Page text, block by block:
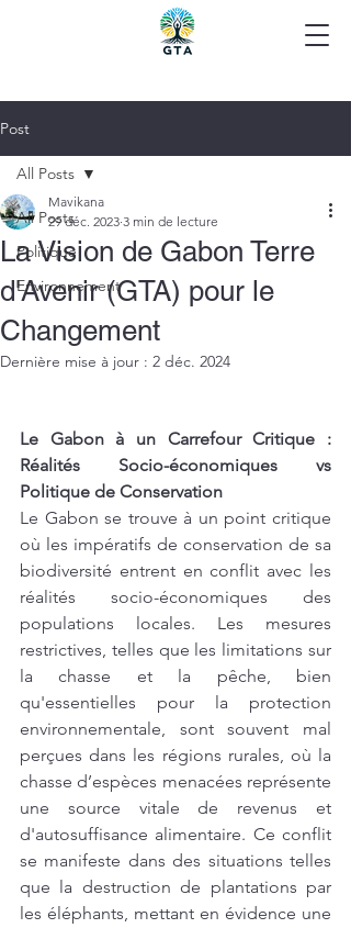
Post
All Posts
Politique
Environnement
All Posts
La Vision de Gabon Terre
d'Avenir (GTA) pour le
Changement
Mavikana
29 déc. 2023 3 min de lecture
Dernière mise à jour : 2 déc. 2024
Le Gabon à un Carrefour Critique :
Réalités Socio-économiques vs
Politique de Conservation
Le Gabon se trouve à un point critique
où les impératifs de conservation de sa
biodiversité entrent en conflit avec les
réalités socio-économiques des
populations locales. Les mesures
restrictives, telles que les limitations sur
la chasse et la pêche, bien
qu'essentielles pour la protection
environnementale, sont souvent mal
perçues dans les régions rurales, où la
chasse d’espèces menacées représente
une source vitale de revenus et
d'autosuffisance alimentaire. Ce conflit
se manifeste dans des situations telles
que la destruction de plantations par
les éléphants, mettant en évidence une